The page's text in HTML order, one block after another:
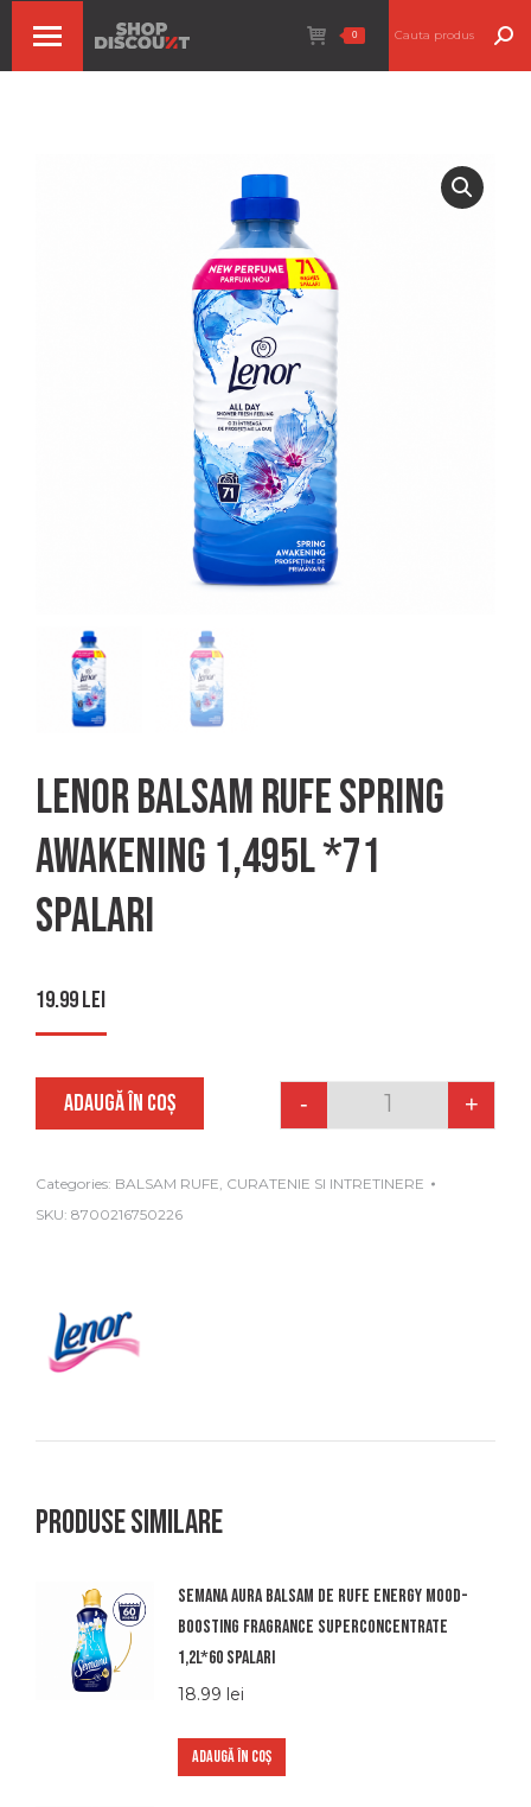
0
Lenor balsam rufe spring
awakening 1,495l *71
spalari
19.99lei
Quantity
- +
ADAUGĂ ÎN COȘ
Categories: BALSAM RUFE CURATENIE SI INTRETINERE
SKU: 8700216750226
Produse similare
Semana aura balsam de rufe energy mood-
boosting fragrance superconcentrate
1,2l*60 spalari
18.99 lei
ADAUGĂ ÎN COȘ